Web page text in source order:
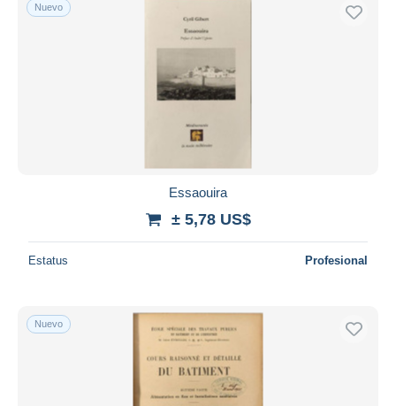
Nuevo
Essaouira
± 5,78 US$
Estatus Profesional
Nuevo